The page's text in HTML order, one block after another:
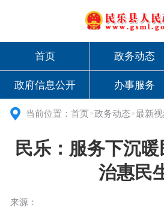
首页 政务动态
政府信息公开 办事服务
当前位置：首页 > 政务动态 >最新视
民乐：服务下沉
治惠民
来源：